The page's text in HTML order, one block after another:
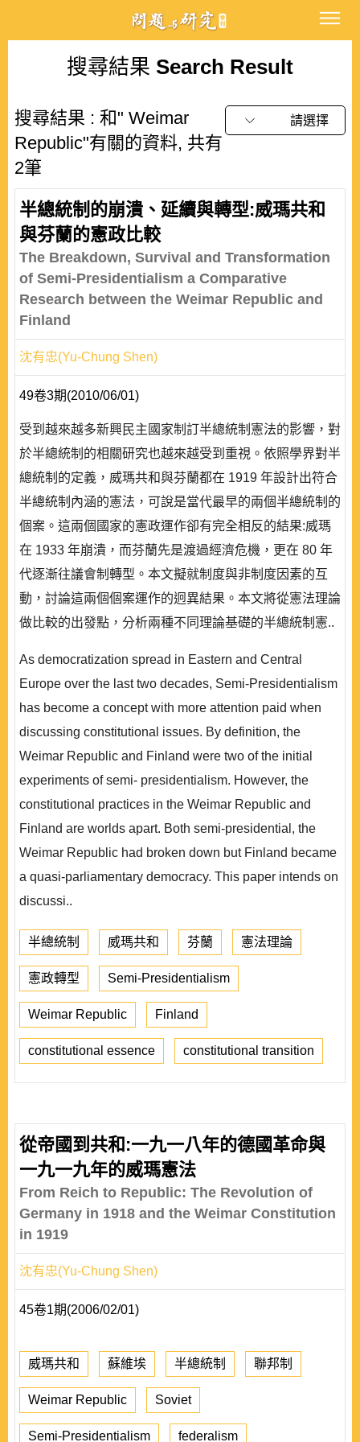
搜尋結果 Search Result
搜尋結果 : 和" Weimar
Republic"有關的資料, 共有
2筆
請選擇
半總統制的崩潰、延續與轉型:威瑪共和
與芬蘭的憲政比較
The Breakdown, Survival and Transformation
of Semi-Presidentialism a Comparative
Research between the Weimar Republic and
Finland
沈有忠(Yu-Chung Shen)
49卷3期(2010/06/01)
受到越來越多新興民主國家制訂半總統制憲法的影響，對
於半總統制的相關研究也越來越受到重視。依照學界對半
總統制的定義，威瑪共和與芬蘭都在 1919 年設計出符合
半總統制內涵的憲法，可說是當代最早的兩個半總統制的
個案。這兩個國家的憲政運作卻有完全相反的結果:威瑪
在 1933 年崩潰，而芬蘭先是渡過經濟危機，更在 80 年
代逐漸往議會制轉型。本文擬就制度與非制度因素的互
動，討論這兩個個案運作的迥異結果。本文將從憲法理論
做比較的出發點，分析兩種不同理論基礎的半總統制憲..
As democratization spread in Eastern and Central
Europe over the last two decades, Semi-Presidentialism
has become a concept with more attention paid when
discussing constitutional issues. By definition, the
Weimar Republic and Finland were two of the initial
experiments of semi- presidentialism. However, the
constitutional practices in the Weimar Republic and
Finland are worlds apart. Both semi-presidential, the
Weimar Republic had broken down but Finland became
a quasi-parliamentary democracy. This paper intends on
discussi..
半總統制 威瑪共和 芬蘭 憲法理論
憲政轉型 Semi-Presidentialism
Weimar Republic Finland
constitutional essence constitutional transition
從帝國到共和:一九一八年的德國革命與
一九一九年的威瑪憲法
From Reich to Republic: The Revolution of
Germany in 1918 and the Weimar Constitution
in 1919
沈有忠(Yu-Chung Shen)
45卷1期(2006/02/01)
威瑪共和 蘇維埃 半總統制 聯邦制
Weimar Republic Soviet
Semi-Presidentialism federalism